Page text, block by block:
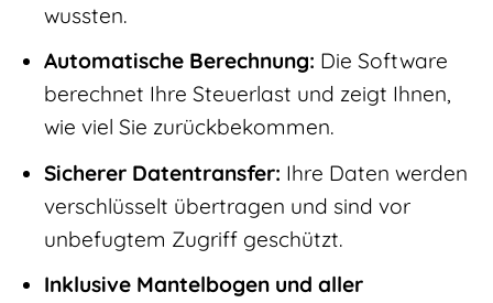
wussten.
Automatische Berechnung: Die Software
berechnet Ihre Steuerlast und zeigt Ihnen,
wie viel Sie zurückbekommen.
Sicherer Datentransfer: Ihre Daten werden
verschlüsselt übertragen und sind vor
unbefugtem Zugriff geschützt.
Inklusive Mantelbogen und aller